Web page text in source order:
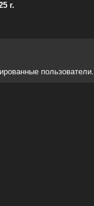
г.
пользователи.